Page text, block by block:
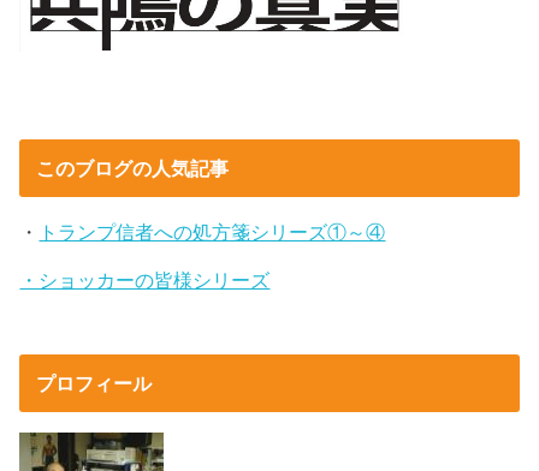
このブログの人気記事
・ トランプ信者への処方箋シリーズ①～④
・ショッカーの皆様シリーズ
プロフィール